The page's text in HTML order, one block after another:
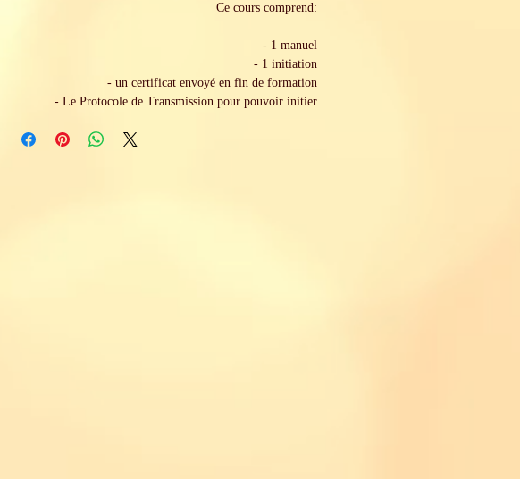
Ce cours comprend:
- 1 manuel
- 1 initiation
- un certificat envoyé en fin de formation
- Le Protocole de Transmission pour pouvoir initier